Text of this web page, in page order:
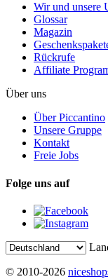
Wir und unsere
Glossar
Magazin
Rückrufe
Affiliate
Über uns
Über Piccantino
Unsere Gruppe
Kontakt
Freie Jobs
Folge uns auf
© 2010-2026